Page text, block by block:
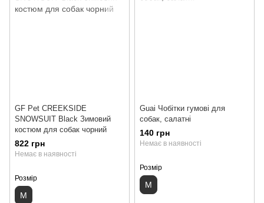
GF Pet CREEKSIDE
SNOWSUIT Black Зимовий
костюм для собак чорний
822 грн
Немає в наявності
Розмір
M
Guai Чобітки гумові для
собак, салатні
140 грн
Немає в наявності
Розмір
M